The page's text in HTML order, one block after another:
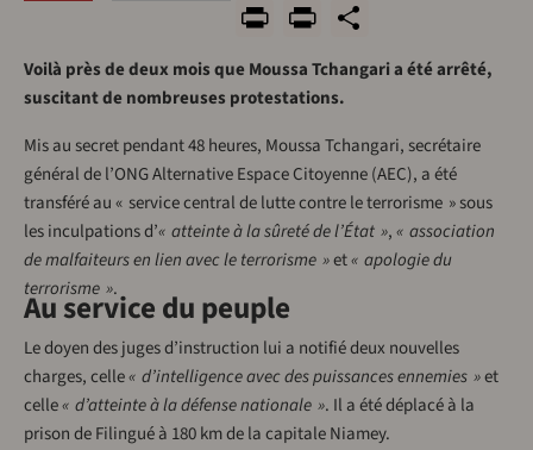
PrintPrintFriendly
Voilà près de deux mois que Moussa Tchangari a été arrêté,
suscitant de nombreuses protestations.
Mis au secret pendant 48 heures, Moussa Tchangari, secrétaire
général de l’ONG Alternative Espace Citoyenne (AEC), a été
transféré au « service central de lutte contre le terrorisme » sous
les inculpations d’« atteinte à la sûreté de l’État »,« association
de malfaiteurs en lien avec le terrorisme »et« apologie du
terrorisme ».
Au service du peuple
Le doyen des juges d’instruction lui a notifié deux nouvelles
charges, celle« d’intelligence avec des puissances ennemies »et
celle ­« ­d’atteinte à la défense nationale ». Il a été déplacé à la
prison de Filingué à 180 km de la capitale Niamey.